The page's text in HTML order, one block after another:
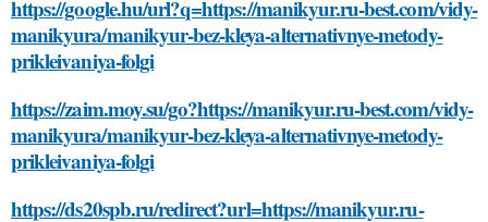
https://google.hu/url?q=https://manikyur.ru-best.com/vidy-
manikyura/manikyur-bez-kleya-alternativnye-metody-
prikleivaniya-folgi
https://zaim.moy.su/go?https://manikyur.ru-best.com/vidy-
manikyura/manikyur-bez-kleya-alternativnye-metody-
prikleivaniya-folgi
https://ds20spb.ru/redirect?url=https://manikyur.ru-